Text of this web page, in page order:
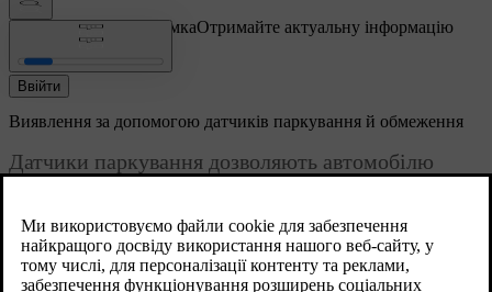
Індивідуальна підтримкаОтримайте актуальну інформацію
про ваш автомобіль.
Ввійти
Виявлення за допомогою датчиків паркування й обмеження
Датчики паркування дозволяють автомобілю
повільного маневрування в тісному просторі,
наприклад, під час паркування.